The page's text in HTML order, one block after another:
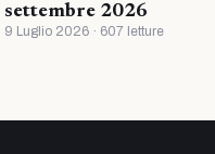
settembre 2026
9 Luglio 2026 · 607 letture